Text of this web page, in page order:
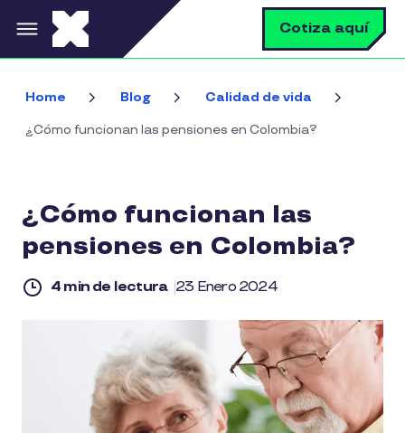
Pasar al contenido principal Cotiza aquí
Home Blog Calidad de vida
¿Cómo funcionan las pensiones en Colombia?
¿Cómo funcionan las
pensiones en Colombia?
4 min de lectura 23 Enero 2024